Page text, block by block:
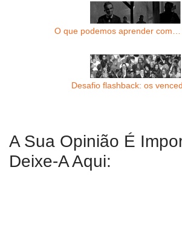
O que podemos aprender com…
Desafio flashback: os
A Sua Opinião É
Deixe-A Aqui: